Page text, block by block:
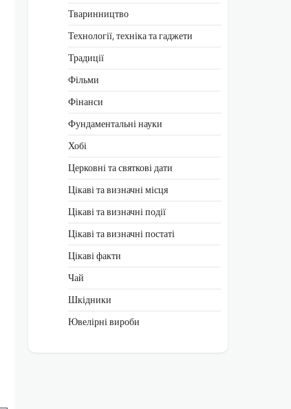
Тваринництво
Технології, техніка та гаджети
Традиції
Фільми
Фінанси
Фундаментальні науки
Хобі
Церковні та святкові дати
Цікаві та визначні місця
Цікаві та визначні події
Цікаві та визначні постаті
Цікаві факти
Чай
Шкідники
Ювелірні вироби